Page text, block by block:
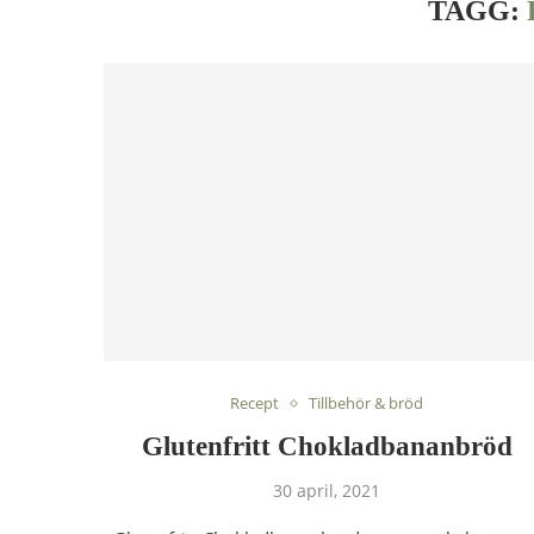
TAGG:
Recept Tillbehör & bröd
Glutenfritt Chokladbananbröd
30 april, 2021